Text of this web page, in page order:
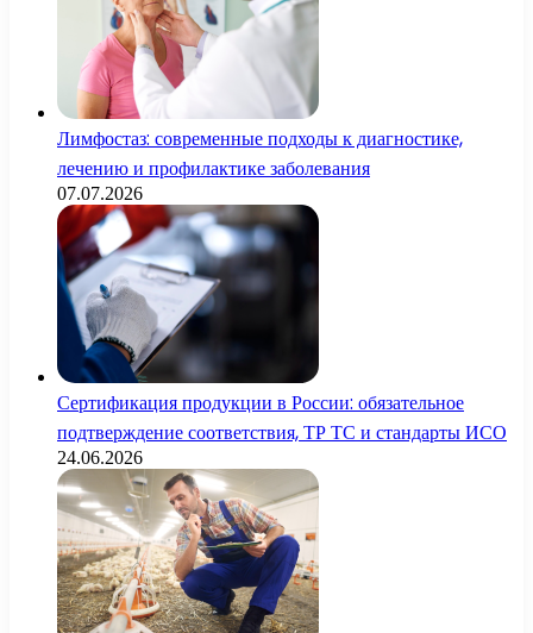
Лимфостаз: современные подходы к диагностике,
лечению и профилактике заболевания
07.07.2026
Сертификация продукции в России: обязательное
подтверждение соответствия, ТР ТС и стандарты ИСО
24.06.2026